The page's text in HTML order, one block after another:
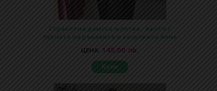
Страхотна дамска жлетка - палто с
пухчета на ръкавите и качулката Anna
ЦЕНА: 145,00 лв.
Купи